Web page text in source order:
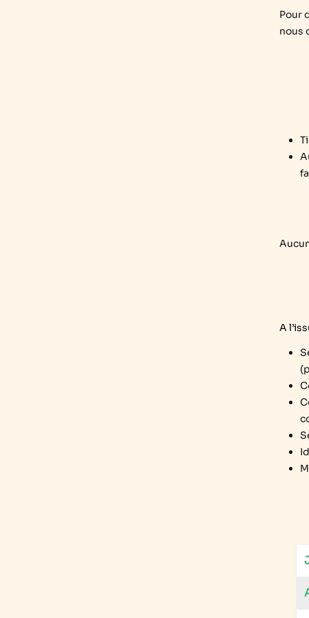
Pour
nous
A